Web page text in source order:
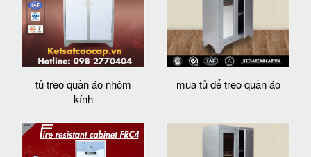
tủ treo quần áo nhôm
kính
mua tủ để treo quần áo